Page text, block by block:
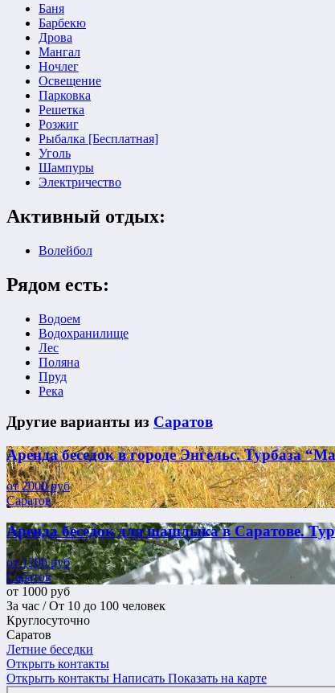
Баня
Барбекю
Дрова
Мангал
Ночлег
Освещение
Парковка
Решетка
Розжиг
Рыбалка [Бесплатная]
Уголь
Шампуры
Электричество
Активный отдых:
Волейбол
Рядом есть:
Водоем
Водохранилище
Лес
Поляна
Пруд
Река
Другие варианты из Саратов
Аренда беседок в городе Энгельс. Турбаза
от2000руб
Саратов
Аренда беседок для шашлыка в Саратове.
от1200руб
Саратов
от 1000 руб
За час / От 10 до 100 человек
Круглосуточно
Саратов
Летние беседки
Открыть контакты
Открыть контакты Написать Показать на карте